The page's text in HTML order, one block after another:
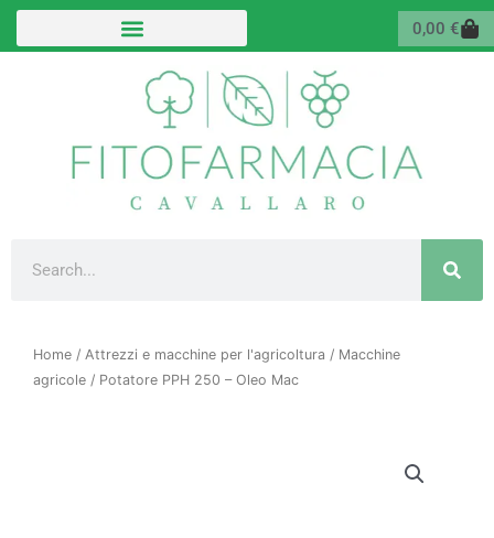
Vai
0,00 €
Home / Attrezzi e macchine per l'agricoltura / Macchine
agricole / Potatore PPH 250 – Oleo Mac